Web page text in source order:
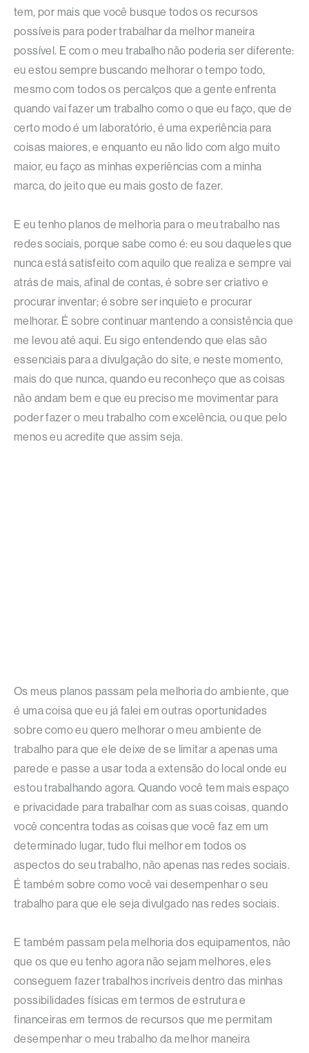
tem, por mais que você busque todos os recursos
possíveis para poder trabalhar da melhor maneira
possível. E com o meu trabalho não poderia ser diferente:
eu estou sempre buscando melhorar o tempo todo,
mesmo com todos os percalços que a gente enfrenta
quando vai fazer um trabalho como o que eu faço, que de
certo modo é um laboratório, é uma experiência para
coisas maiores, e enquanto eu não lido com algo muito
maior, eu faço as minhas experiências com a minha
marca, do jeito que eu mais gosto de fazer.
E eu tenho planos de melhoria para o meu trabalho nas
redes sociais, porque sabe como é: eu sou daqueles que
nunca está satisfeito com aquilo que realiza e sempre vai
atrás de mais, afinal de contas, é sobre ser criativo e
procurar inventar; é sobre ser inquieto e procurar
melhorar. É sobre continuar mantendo a consistência que
me levou até aqui. Eu sigo entendendo que elas são
essenciais para a divulgação do site, e neste momento,
mais do que nunca, quando eu reconheço que as coisas
não andam bem e que eu preciso me movimentar para
poder fazer o meu trabalho com excelência, ou que pelo
menos eu acredite que assim seja.
Os meus planos passam pela melhoria do ambiente, que
é uma coisa que eu já falei em outras oportunidades
sobre como eu quero melhorar o meu ambiente de
trabalho para que ele deixe de se limitar a apenas uma
parede e passe a usar toda a extensão do local onde eu
estou trabalhando agora. Quando você tem mais espaço
e privacidade para trabalhar com as suas coisas, quando
você concentra todas as coisas que você faz em um
determinado lugar, tudo flui melhor em todos os
aspectos do seu trabalho, não apenas nas redes sociais.
É também sobre como você vai desempenhar o seu
trabalho para que ele seja divulgado nas redes sociais.
E também passam pela melhoria dos equipamentos, não
que os que eu tenho agora não sejam melhores, eles
conseguem fazer trabalhos incríveis dentro das minhas
possibilidades físicas em termos de estrutura e
financeiras em termos de recursos que me permitam
desempenhar o meu trabalho da melhor maneira